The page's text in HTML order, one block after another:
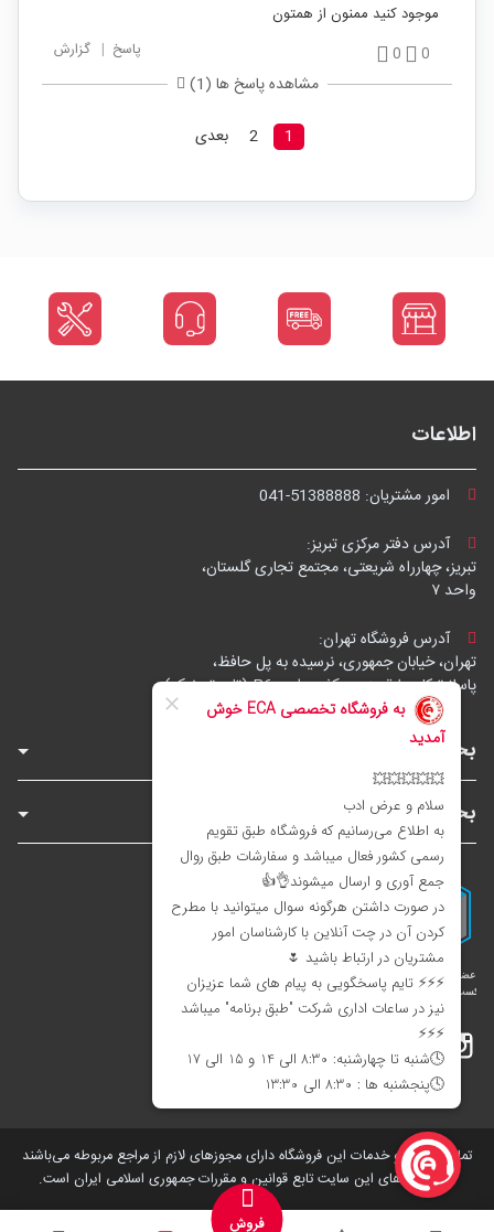
موجود کنید ممنون از همتون
0
0 پاسخ | گزارش
مشاهده پاسخ ها (1)
1
2 بعدی
اطلاعات
امور مشتریان: 041-51388888
آدرس دفتر مرکزی تبریز:
تبریز، چهارراه شریعتی، مجتمع تجاری گلستان،
واحد ۷
آدرس فروشگاه تهران:
تهران، خیابان جمهوری، نرسیده به پل حافظ،
پاساژ توکل، طبقه زیرهمکف، واحد B6 (تاپ ترونیک)
بخش‌های فروشگاه
بخش‌های سایت
اینستاگرام
تمامی کالاها و خدمات این فروشگاه دارای مجوز‌های لازم از مراجع مربوطه می‌باشند
و فعالیت های این سایت تابع قوانین و مقررات جمهوری اسلامی ایران است.
فروش